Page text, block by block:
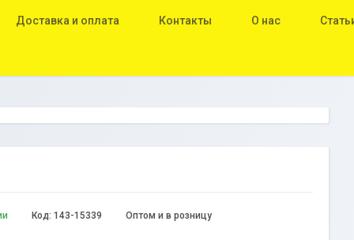
Доставка и оплата Контакты О нас
Оптом и в розницу
Код: 143-15339